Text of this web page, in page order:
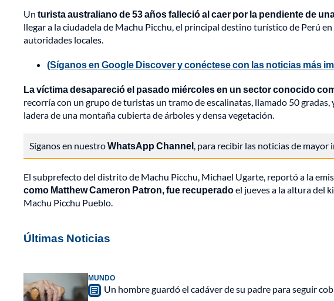
Un turista australiano de 53 años falleció al caer por la pendiente de
llegar a la ciudadela de Machu Picchu, el principal destino turístico de Perú
autoridades locales.
(Síganos en Google Discover y conéctese con las noticias más
La víctima desapareció el pasado miércoles en un sector conocido
recorría con un grupo de turistas un tramo de escalinatas, llamado 50
ladera de una montaña cubierta de árboles y densa vegetación.
Síganos en nuestroWhatsApp Channel, para recibir las noticias de mayor
El subprefecto del distrito de Machu Picchu, Michael Ugarte, reportó a la
como Matthew Cameron Patron, fue recuperadoel jueves a la altura del
Machu Picchu Pueblo.
Últimas Noticias
MUNDO
Un hombre guardó el cadáver de su padre para seguir